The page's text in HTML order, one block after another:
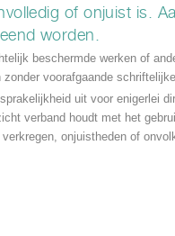
of onjuist is.
worden.
beschermde werken of
voorafgaande
uit voor enigerlei
verband houdt met het
onjuistheden of